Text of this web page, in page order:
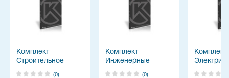
Комплект
Строительное
черчение 2D v19
(0)
Комплект
Инженерные
системы 2D v19
(0)
Комплект